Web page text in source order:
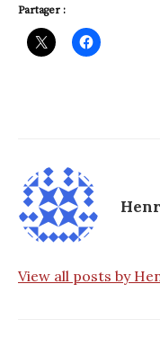
Partager :
View all posts by